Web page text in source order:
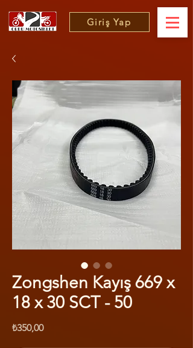
Giriş Yap
Zongshen Kayış 669 x
18 x 30 SCT - 50
₺350,00Fiyat